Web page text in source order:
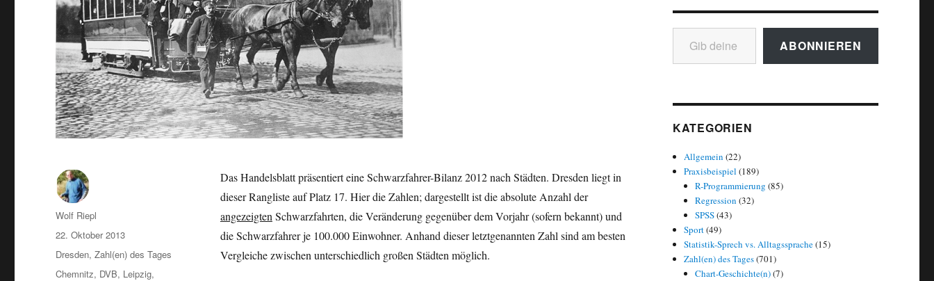
Das Handelsblatt präsentiert eine Schwarzfahrer-Bilanz 2012 nach Städten. Dresden liegt in
dieser Rangliste auf Platz 17. Hier die Zahlen; dargestellt ist die absolute Anzahl der
angezeigten Schwarzfahrten, die Veränderung gegenüber dem Vorjahr (sofern bekannt) und
die Schwarzfahrer je 100.000 Einwohner. Anhand dieser letztgenannten Zahl sind am besten
Vergleiche zwischen unterschiedlich großen Städten möglich.
Autor
Wolf Riepl
Veröffentlicht
am
22. Oktober 2013
Kategorien
Dresden,Zahl(en) des Tages
Schlagwörter
Chemnitz, DVB, Leipzig,
Gib deine E-Mail-Adresse ein ...
ABONNIEREN
KATEGORIEN
Allgemein (22)
Praxisbeispiel (189)
R-Programmierung (85)
Regression (32)
SPSS(43)
Sport(49)
Statistik-Sprech vs. Alltagssprache(15)
Zahl(en) des Tages(701)
Chart-Geschichte(n)(7)